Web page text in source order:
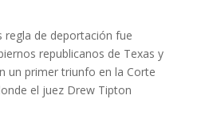
regla de deportación fue
republicanos de Texas y
un primer triunfo en la Corte
el juez Drew Tipton